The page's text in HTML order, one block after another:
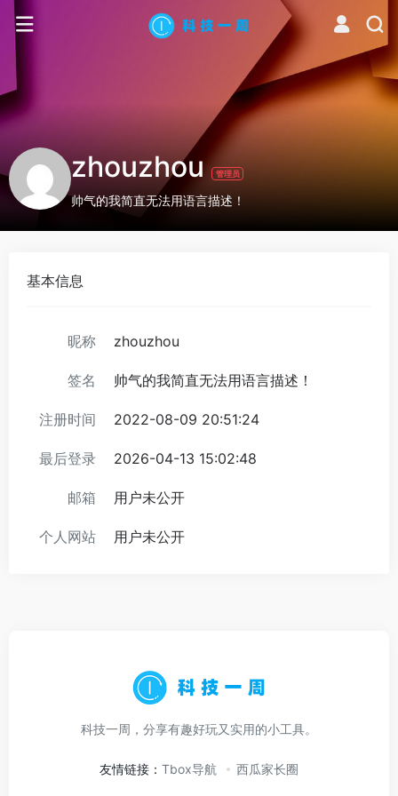
zhouzhou 管理员
帅气的我简直无法用语言描述！
基本信息
昵称 zhouzhou
签名 帅气的我简直无法用语言描述！
注册时间 2022-08-09 20:51:24
最后登录 2026-04-13 15:02:48
邮箱 用户未公开
个人网站 用户未公开
科技一周，分享有趣好玩又实用的小工具。
友情链接： Tbox导航 西瓜家长圈